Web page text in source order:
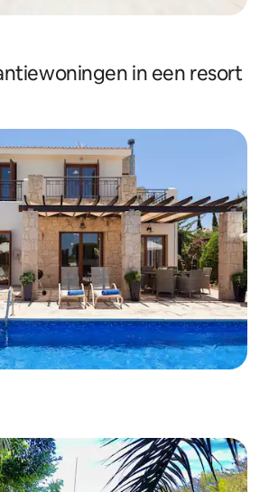
in een resort